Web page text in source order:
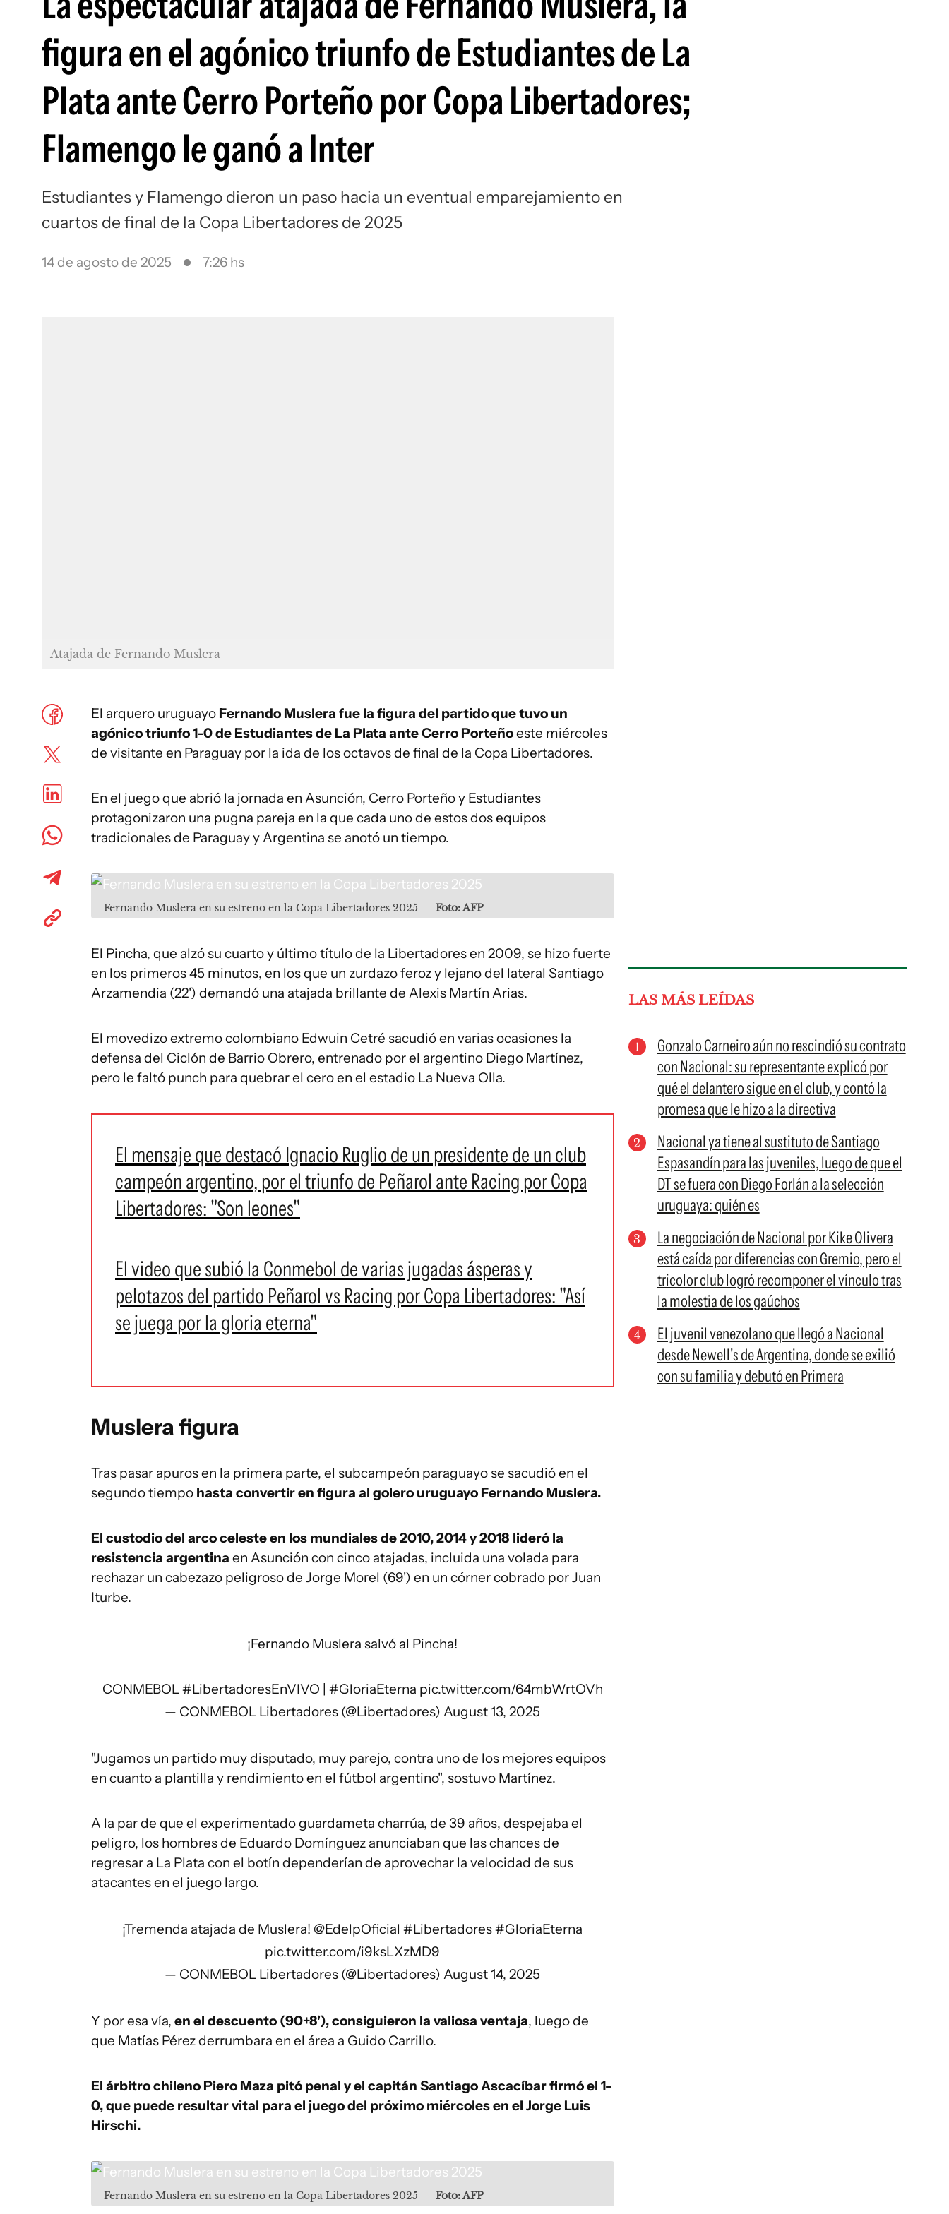
Siguenos en:
figura en el agónico triunfo de Estudiantes de La
Plata ante Cerro Porteño por Copa Libertadores;
Flamengo le ganó a Inter
Estudiantes y Flamengo dieron un paso hacia un eventual emparejamiento en
cuartos de final de la Copa Libertadores de 2025
14 de agosto de 2025 7:26 hs
Atajada de Fernando Muslera
El arquero uruguayo Fernando Muslera fue la figura del partido que tuvo un
agónico triunfo 1-0 de Estudiantes de La Plata ante Cerro Porteñoeste miércoles
de visitante en Paraguay por la ida de los octavos de final de la Copa Libertadores.
En el juego que abrió la jornada en Asunción, Cerro Porteño y Estudiantes
protagonizaron una pugna pareja en la que cada uno de estos dos equipos
tradicionales de Paraguay y Argentina se anotó un tiempo.
Fernando Muslera en su estreno en la Copa Libertadores 2025 Foto: AFP
El Pincha, que alzó su cuarto y último título de la Libertadores en 2009, se hizo fuerte
en los primeros 45 minutos, en los que un zurdazo feroz y lejano del lateral Santiago
Arzamendia (22') demandó una atajada brillante de Alexis Martín Arias.
El movedizo extremo colombiano Edwuin Cetré sacudió en varias ocasiones la
defensa del Ciclón de Barrio Obrero, entrenado por el argentino Diego Martínez,
pero le faltó punch para quebrar el cero en el estadio La Nueva Olla.
El mensaje que destacó Ignacio Ruglio de un presidente de un club
campeón argentino, por el triunfo de Peñarol ante Racing por Copa
Libertadores: "Son leones"
El video que subió la Conmebol de varias jugadas ásperas y
pelotazos del partido Peñarol vs Racing por Copa Libertadores: "Así
se juega por la gloria eterna"
Muslera figura
Tras pasar apuros en la primera parte, el subcampeón paraguayo se sacudió en el
segundo tiempo hasta convertir en figura al golero uruguayo Fernando Muslera.
El custodio del arco celeste en los mundiales de 2010, 2014 y 2018 lideró la
resistencia argentina en Asunción con cinco atajadas, incluida una volada para
rechazar un cabezazo peligroso de Jorge Morel (69') en un córner cobrado por Juan
Iturbe.
¡Fernando Muslera salvó al Pincha!
CONMEBOL#LibertadoresEnVIVO #GloriaEterna pic.twitter.com/64mbWrtOVh
— CONMEBOL Libertadores (@Libertadores)August 13, 2025
"Jugamos un partido muy disputado, muy parejo, contra uno de los mejores equipos
en cuanto a plantilla y rendimiento en el fútbol argentino", sostuvo Martínez.
A la par de que el experimentado guardameta charrúa, de 39 años, despejaba el
peligro, los hombres de Eduardo Domínguez anunciaban que las chances de
regresar a La Plata con el botín dependerían de aprovechar la velocidad de sus
atacantes en el juego largo.
¡Tremenda atajada de Muslera! @EdelpOficial #Libertadores#GloriaEterna
pic.twitter.com/i9ksLXzMD9
— CONMEBOL Libertadores (@Libertadores)August 14, 2025
Y por esa vía, en el descuento (90+8'), consiguieron la valiosa ventaja, luego de
que Matías Pérez derrumbara en el área a Guido Carrillo.
El árbitro chileno Piero Maza pitó penal y el capitán Santiago Ascacíbar firmó el 1-
0, que puede resultar vital para el juego del próximo miércoles en el Jorge Luis
Hirschi.
Fernando Muslera en su estreno en la Copa Libertadores 2025 Foto: AFP
LAS MÁS LEÍDAS
Gonzalo Carneiro aún no rescindió su contrato
con Nacional: su representante explicó por
qué el delantero sigue en el club, y contó la
promesa que le hizo a la directiva
Nacional ya tiene al sustituto de Santiago
Espasandín para las juveniles, luego de que el
DT se fuera con Diego Forlán a la selección
uruguaya: quién es
La negociación de Nacional por Kike Olivera
está caída por diferencias con Gremio, pero el
tricolor club logró recomponer el vínculo tras
la molestia de los gaúchos
El juvenil venezolano que llegó a Nacional
desde Newell's de Argentina, donde se exilió
con su familia y debutó en Primera